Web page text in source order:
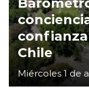
Chile
Miércoles 1 de